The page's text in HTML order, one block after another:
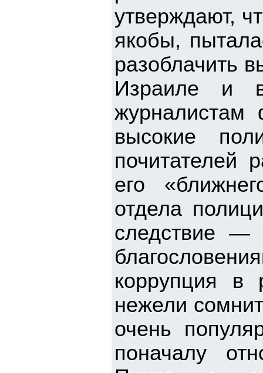
утверждают,
якобы,
разоблачить
Израиле и
журналистам
высокие
почитателей
его
отдела
следствие
коррупция в
нежели
очень
поначалу